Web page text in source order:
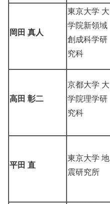
岡田 真人
東京大学 大
学院新領域
創成科学研
究科
高田 彰二
京都大学 大
学院理学研
究科
平田 直
東京大学 地
震研究所